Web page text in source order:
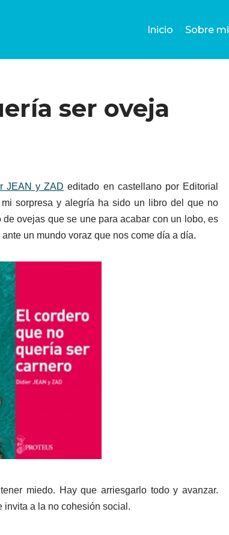
Inicio Sobre mi
ser oveja
JEAN y ZAD editado en castellano por Editorial
sorpresa y alegría ha sido un libro del que no
ovejas que se une para acabar con un lobo, es
un mundo voraz que nos come día a día.
miedo. Hay que arriesgarlo todo y avanzar.
invita a la no cohesión social.